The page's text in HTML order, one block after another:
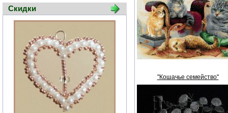
Скидки
"Кошачье семейство"